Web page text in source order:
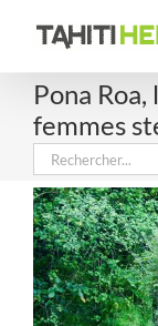
Pona
femmes
Rechercher: